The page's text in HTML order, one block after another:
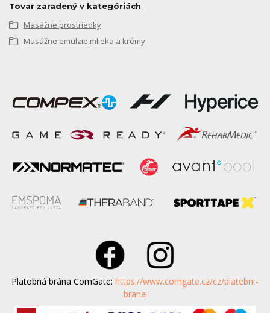
Tovar zaradený v kategóriách
Masážne prostriedky
Masážne emulzie,mlieka a krémy
Platobná brána ComGate:https://www.comgate.cz/cz/platebni-
brana